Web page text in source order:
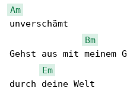
Am
unverschämt
Bm
Gehst aus mit
Em
durch deine Welt